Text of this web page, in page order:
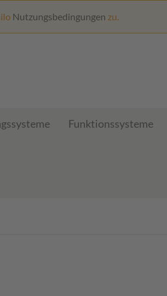
Nutzungsbedingungen zu.
Funktionssysteme